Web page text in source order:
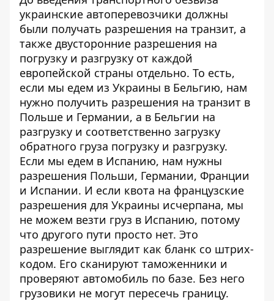
украинские автоперевозчики должны
были получать разрешения на транзит, а
также двусторонние разрешения на
погрузку и разгрузку от каждой
европейской страны отдельно. То есть,
если мы едем из Украины в Бельгию, нам
нужно получить разрешения на транзит в
Польше и Германии, а в Бельгии на
разгрузку и соответственно загрузку
обратного груза погрузку и разгрузку.
Если мы едем в Испанию, нам нужны
разрешения Польши, Германии, Франции
и Испании. И если квота на французские
разрешения для Украины исчерпана, мы
не можем везти груз в Испанию, потому
что другого пути просто нет. Это
разрешение выглядит как бланк со штрих-
кодом. Его сканируют таможенники и
проверяют автомобиль по базе. Без него
грузовики не могут пересечь границу.